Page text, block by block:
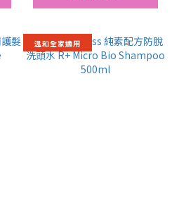
溫和全家適用